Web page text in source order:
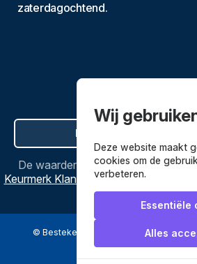
zaterdagochtend.
Hier de overeenkomst
De waardering van
Keurmerk Klantbeoordelingen
reviews.
© Bestekenpannen.nl 2026 een
Wij
Deze website maakt
cookies om de
verbeteren.
Essentiële
Alles